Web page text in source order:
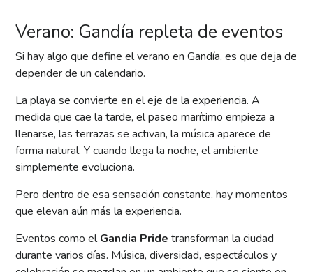
Verano: Gandía repleta de eventos
Si hay algo que define el verano en Gandía, es que deja de
depender de un calendario.
La playa se convierte en el eje de la experiencia. A
medida que cae la tarde, el paseo marítimo empieza a
llenarse, las terrazas se activan, la música aparece de
forma natural. Y cuando llega la noche, el ambiente
simplemente evoluciona.
Pero dentro de esa sensación constante, hay momentos
que elevan aún más la experiencia.
Eventos como elGandia Pride transforman la ciudad
durante varios días. Música, diversidad, espectáculos y